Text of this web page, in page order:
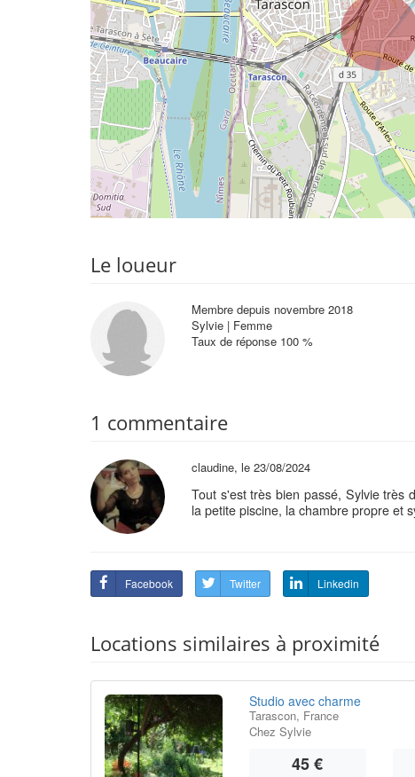
Le loueur
Membre depuis novembre 2018
Sylvie | Femme
Taux de réponse 100 %
1 commentaire
claudine, le 23/08/2024
Tout s'est très bien passé, Sylvie très
la petite piscine, la chambre propre et
Facebook Twitter Linkedin
Locations similaires à proximité
Studio avec charme
Tarascon, France
Chez Sylvie
45 €